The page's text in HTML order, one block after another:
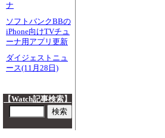
ナ
ソフトバンクBBの
iPhone向けTVチュ
ーナ用アプリ更新
ダイジェストニュ
ース(11月28日)
【Watch記事検索】